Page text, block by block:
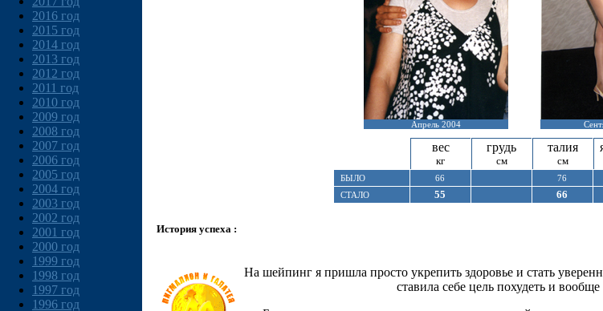
2016 год
2015 год
2014 год
2013 год
2012 год
2011 год
2010 год
2009 год
2008 год
2007 год
2006 год
2005 год
2004 год
2003 год
2002 год
2001 год
2000 год
1999 год
1998 год
1997 год
1996 год
Апрель 2004
вес
кг
грудь
см
талия
см
БЫЛО 66 76
СТАЛО
55 66
История успеха :
На шейпинг я пришла просто укрепить здоровье и стать
ставила себе цель похудеть и